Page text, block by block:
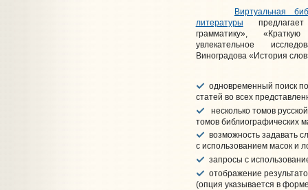
Виртуальная
литературы предлагает
грамматику»,
увлекательное
Виноградова «История
одно­вре­мен­ный поиск
ста­тей во всех
несколько то­мов
то­мов библи­о­гра­фи­чес­ких
воз­мож­ность за­да­вать
с ис­поль­зо­ва­ни­ем ма­сок и
запросы с
отображение
(оп­ция ука­зы­ва­ет­ся в